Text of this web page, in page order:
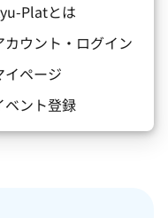
Platとは
カウント・ログイン
イページ
ベント登録